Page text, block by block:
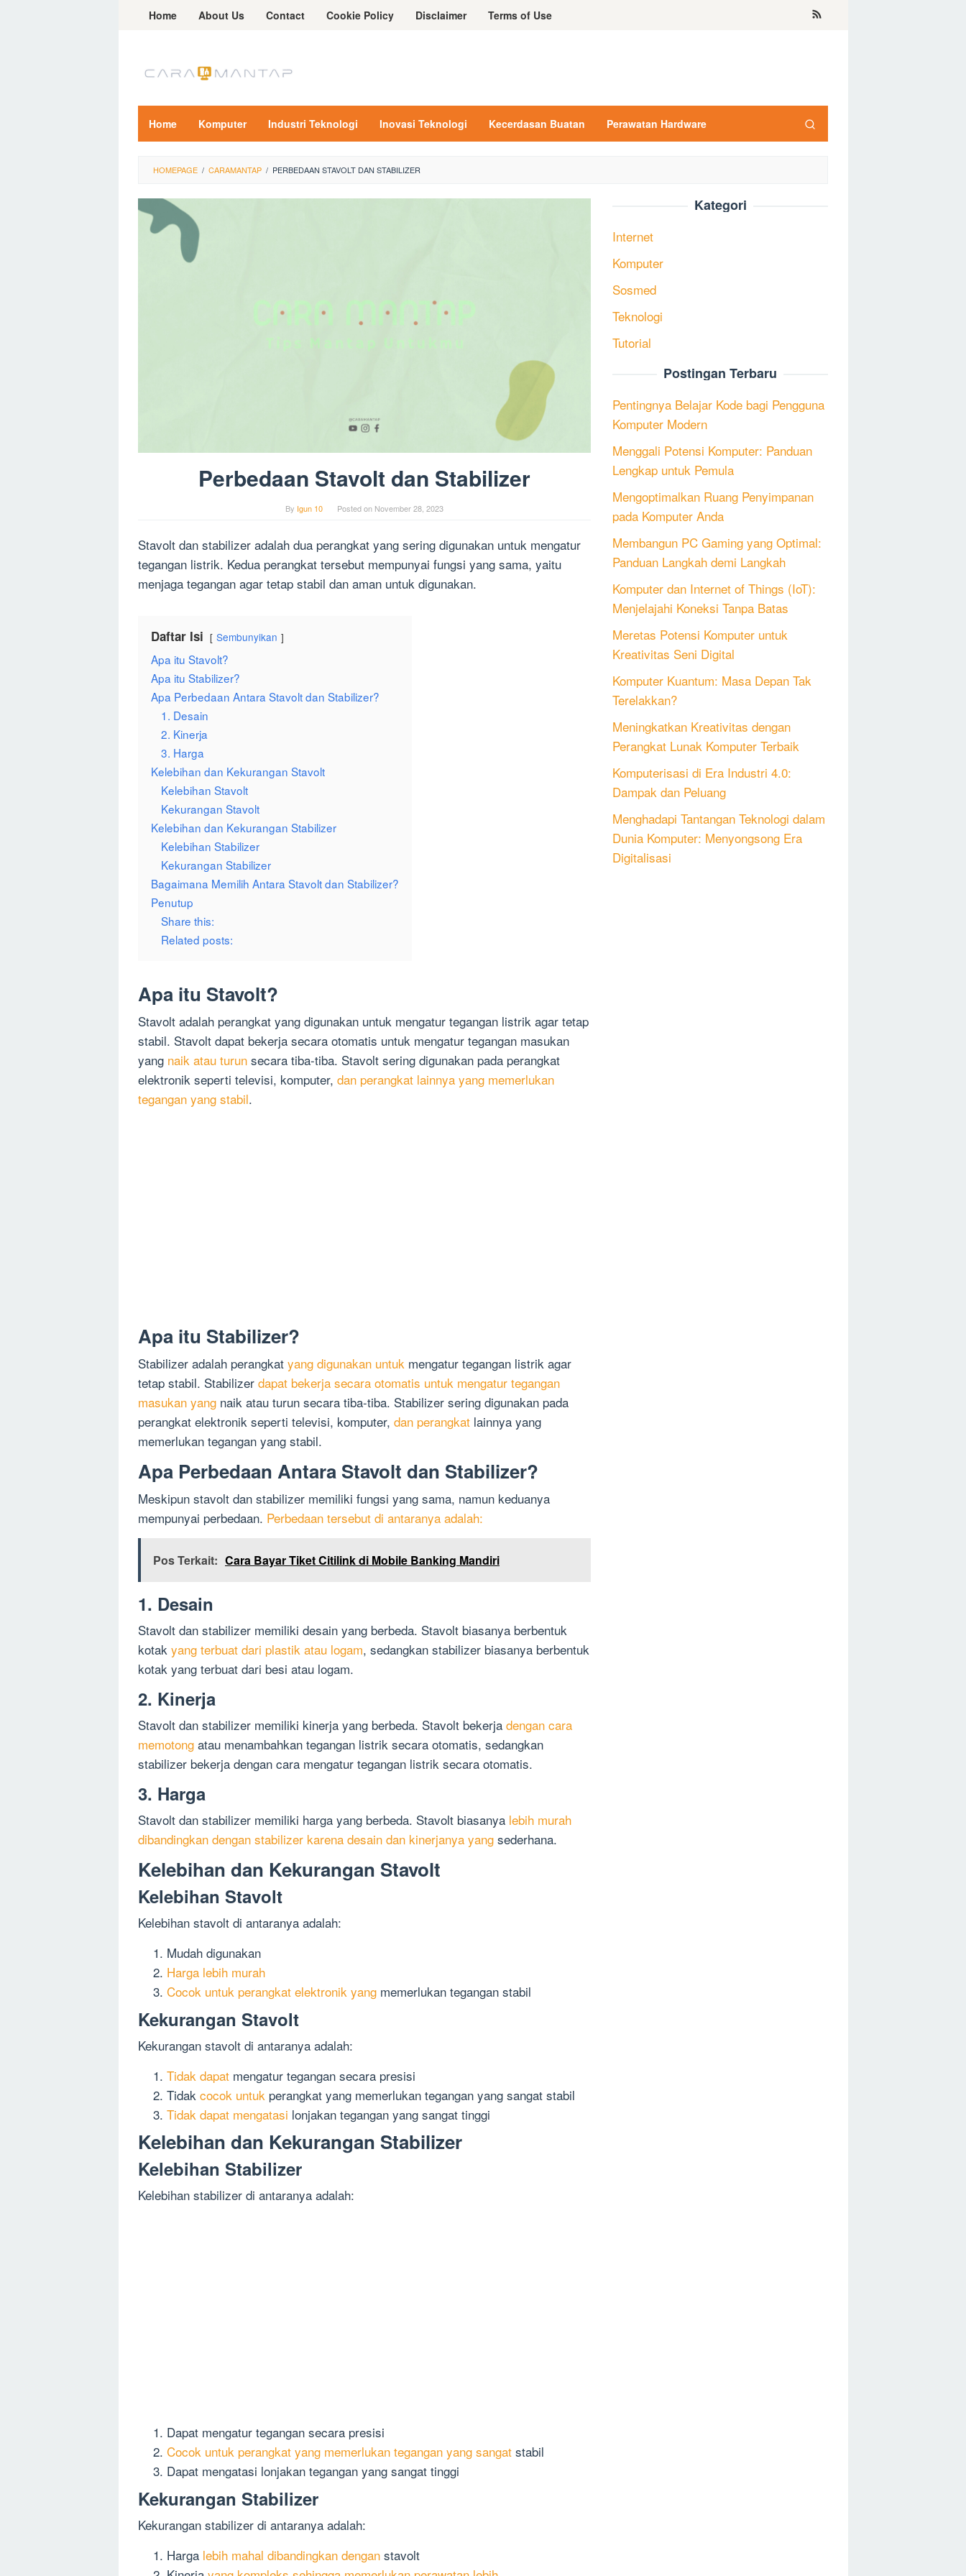
Home About Us Contact Cookie Policy Disclaimer Terms of Use
Home Komputer Industri Teknologi Inovasi Teknologi Kecerdasan Buatan Perawatan Hardware
HOMEPAGE / CARAMANTAP / PERBEDAAN STAVOLT DAN STABILIZER
Perbedaan Stavolt dan Stabilizer
By Igun 10 Posted on November 28, 2023
Stavolt dan stabilizer adalah dua perangkat yang sering digunakan untuk mengatur
tegangan listrik. Kedua perangkat tersebut mempunyai fungsi yang sama, yaitu
menjaga tegangan agar tetap stabil dan aman untuk digunakan.
Daftar Isi Sembunyikan
Apa itu Stavolt?
Apa itu Stabilizer?
Apa Perbedaan Antara Stavolt dan Stabilizer?
1. Desain
2. Kinerja
3. Harga
Kelebihan dan Kekurangan Stavolt
Kelebihan Stavolt
Kekurangan Stavolt
Kelebihan dan Kekurangan Stabilizer
Kelebihan Stabilizer
Kekurangan Stabilizer
Bagaimana Memilih Antara Stavolt dan Stabilizer?
Penutup
Share this:
Related posts:
Apa itu Stavolt?
Stavolt adalah perangkat yang digunakan untuk mengatur tegangan listrik agar tetap
stabil. Stavolt dapat bekerja secara otomatis untuk mengatur tegangan masukan
yang naik atau turun secara tiba-tiba. Stavolt sering digunakan pada perangkat
elektronik seperti televisi, komputer, dan perangkat lainnya yang memerlukan
tegangan yang stabil.
Apa itu Stabilizer?
Stabilizer adalah perangkat yang digunakan untuk mengatur tegangan listrik agar
tetap stabil. Stabilizer dapat bekerja secara otomatis untuk mengatur tegangan
masukan yang naik atau turun secara tiba-tiba. Stabilizer sering digunakan pada
perangkat elektronik seperti televisi, komputer, dan perangkat lainnya yang
memerlukan tegangan yang stabil.
Apa Perbedaan Antara Stavolt dan Stabilizer?
Meskipun stavolt dan stabilizer memiliki fungsi yang sama, namun keduanya
mempunyai perbedaan. Perbedaan tersebut di antaranya adalah:
Pos Terkait: Cara Bayar Tiket Citilink di Mobile Banking Mandiri
1. Desain
Stavolt dan stabilizer memiliki desain yang berbeda. Stavolt biasanya berbentuk
kotak yang terbuat dari plastik atau logam, sedangkan stabilizer biasanya berbentuk
kotak yang terbuat dari besi atau logam.
2. Kinerja
Stavolt dan stabilizer memiliki kinerja yang berbeda. Stavolt bekerja dengan cara
memotong atau menambahkan tegangan listrik secara otomatis, sedangkan
stabilizer bekerja dengan cara mengatur tegangan listrik secara otomatis.
3. Harga
Stavolt dan stabilizer memiliki harga yang berbeda. Stavolt biasanya lebih murah
dibandingkan dengan stabilizer karena desain dan kinerjanya yang sederhana.
Kelebihan dan Kekurangan Stavolt
Kelebihan Stavolt
Kelebihan stavolt di antaranya adalah:
Mudah digunakan
Harga lebih murah
Cocok untuk perangkat elektronik yang memerlukan tegangan stabil
Kekurangan Stavolt
Kekurangan stavolt di antaranya adalah:
Tidak dapat mengatur tegangan secara presisi
Tidak cocok untuk perangkat yang memerlukan tegangan yang sangat stabil
Tidak dapat mengatasi lonjakan tegangan yang sangat tinggi
Kelebihan dan Kekurangan Stabilizer
Kelebihan Stabilizer
Kelebihan stabilizer di antaranya adalah:
Dapat mengatur tegangan secara presisi
Cocok untuk perangkat yang memerlukan tegangan yang sangat stabil
Dapat mengatasi lonjakan tegangan yang sangat tinggi
Kekurangan Stabilizer
Kekurangan stabilizer di antaranya adalah:
Harga lebih mahal dibandingkan dengan stavolt
Kategori
Internet
Komputer
Sosmed
Teknologi
Tutorial
Postingan Terbaru
Pentingnya Belajar Kode bagi Pengguna
Komputer Modern
Menggali Potensi Komputer: Panduan
Lengkap untuk Pemula
Mengoptimalkan Ruang Penyimpanan
pada Komputer Anda
Membangun PC Gaming yang Optimal:
Panduan Langkah demi Langkah
Komputer dan Internet of Things (IoT):
Menjelajahi Koneksi Tanpa Batas
Meretas Potensi Komputer untuk
Kreativitas Seni Digital
Komputer Kuantum: Masa Depan Tak
Terelakkan?
Meningkatkan Kreativitas dengan
Perangkat Lunak Komputer Terbaik
Komputerisasi di Era Industri 4.0:
Dampak dan Peluang
Menghadapi Tantangan Teknologi dalam
Dunia Komputer: Menyongsong Era
Digitalisasi